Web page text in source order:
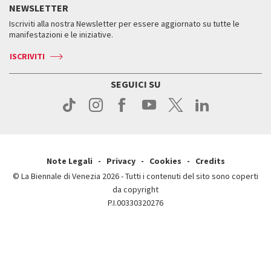
Come raggiungerci
Come raggiungerci
Contatti
Press
Orari e sedi
Biglietti
Servizi al pubblico
Come raggiungerci
Contatti
Orari e sedi
NEWSLETTER
Iscriviti alla nostra Newsletter per essere aggiornato su tutte le
manifestazioni e le iniziative.
ISCRIVITI
SEGUICI SU
Note Legali Privacy Cookies
Credits
© La Biennale di Venezia 2026 - Tutti i contenuti del sito sono coperti
da copyright
P.I.00330320276